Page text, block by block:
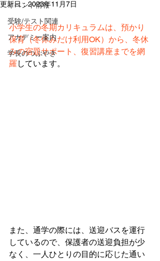
イベント情報
受験/テスト関連
アカデミー案内
学長のつぶやき
更新日：2023年11月7日
小学生の冬期カリキュラムは、預かり
保育（冬休みだけ利用OK）から、冬休
みの宿題サポート、復習講座までを網
羅 しています。
また、通学の際には、送迎バスを運行
しているので、保護者の送迎負担が少
なく、一人ひとりの目的に応じた通い